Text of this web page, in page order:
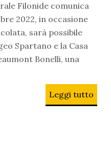
Filonide comunica
2022, in occasione
sarà possibile
Spartano e la Casa
Bonelli, una
Leggi tutto